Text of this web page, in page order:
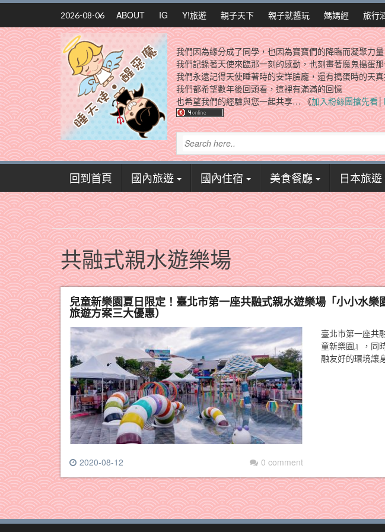
Skip
content
2026-08-06 ABOUT IG Y!旅遊 親子天下 親子就醬玩 媽媽經 旅行
我們因為緣分成了同學，也因為寶寶們的降臨而凝聚力量
我們記錄著天使來臨那一刻的感動，也刻畫著魔鬼搗蛋
我們永遠記得天使睡著時的安詳臉龐，還有搗蛋時的天
我們都希望數年後回頭看，這裡有滿滿的回憶
也希望我們的經驗與您一起共享… 《加入粉絲團搶先看│
回到首頁 國內旅遊 國內住宿 美食餐廳 日本旅遊
共融式親水遊樂場
兒童新樂園夏日限定！臺北市第一座共融式親水遊樂場「小小水
旅遊方案三大優惠）
2020-08-12 0 comment
臺北市第一座共
童新樂園』，同
融友好的環境讓